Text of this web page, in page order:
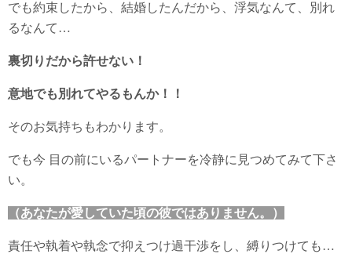
でも約束したから、結婚したんだから、浮気なんて、別れ
るなんて…
裏切りだから許せない！
意地でも別れてやるもんか！！
そのお気持ちもわかります。
でも今 目の前にいるパートナーを冷静に見つめてみて下さ
い。
（あなたが愛していた頃の彼ではありません。）
責任や執着や執念で抑えつけ過干渉をし、縛りつけても…